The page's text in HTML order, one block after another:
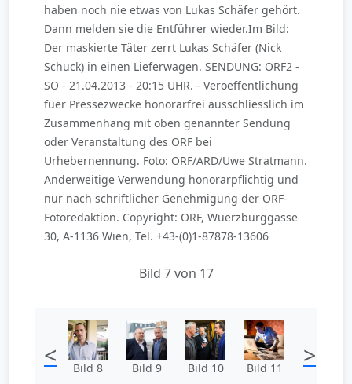
haben noch nie etwas von Lukas Schäfer gehört.
Dann melden sie die Entführer wieder.Im Bild:
Der maskierte Täter zerrt Lukas Schäfer (Nick
Schuck) in einen Lieferwagen. SENDUNG: ORF2 -
SO - 21.04.2013 - 20:15 UHR. - Veroeffentlichung
fuer Pressezwecke honorarfrei ausschliesslich im
Zusammenhang mit oben genannter Sendung
oder Veranstaltung des ORF bei
Urhebernennung. Foto: ORF/ARD/Uwe Stratmann.
Anderweitige Verwendung honorarpflichtig und
nur nach schriftlicher Genehmigung der ORF-
Fotoredaktion. Copyright: ORF, Wuerzburggasse
30, A-1136 Wien, Tel. +43-(0)1-87878-13606
Bild 7 von 17
< Bild 8 Bild 9 Bild 10 Bild 11 >